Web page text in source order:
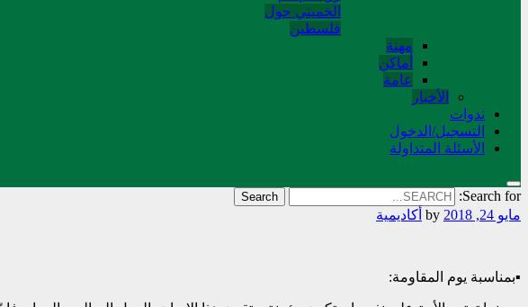
الخميني حول
فلسطین
مهنة
أماکن
عامة
الأخبار
ندوات
التسجیل/الدخول
الأسئلة المتداولة
Search for:
مايو 24, 2018
أکادیمیة
▪️بمناسبة يوم المقاومة: